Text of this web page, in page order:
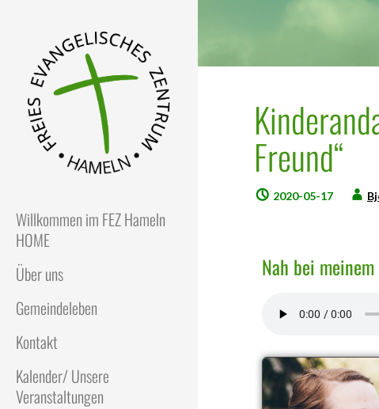
Willkommen im FEZ Hameln
HOME
Über uns
Gemeindeleben
Kontakt
Kalender/ Unsere
Veranstaltungen
Freund“
2020-05-17
Nah bei